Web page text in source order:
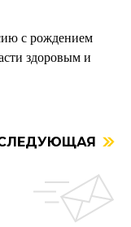
с рождением
здоровым и